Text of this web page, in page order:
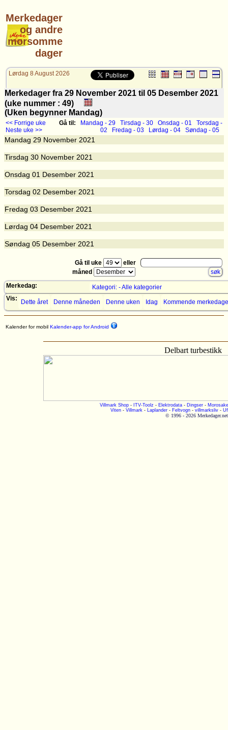
Merkedager
og andre
morsomme
dager
Lørdag 8 August 2026
Merkedager fra 29 November 2021 til 05 Desember 2021
(uke nummer : 49)
(Uken begynner Mandag)
<< Forrige uke
Neste uke >>
Gå til: Mandag - 29 Tirsdag - 30 Onsdag - 01
Torsdag -
02
Fredag - 03 Lørdag - 04 Søndag - 05
Mandag 29 November 2021
Tirsdag 30 November 2021
Onsdag 01 Desember 2021
Torsdag 02 Desember 2021
Fredag 03 Desember 2021
Lørdag 04 Desember 2021
Søndag 05 Desember 2021
Gå til uke
eller
måned
Merkedag:
Kategori: - Alle kategorier
Vis:
Dette året Denne måneden Denne uken Idag Kommende
Kalender for mobil Kalender-app for Android
Delbart turbestikk
Villmark Shop- ITV-Toolz - Elektrodata- Dingser-
Viten - Villmark - Laplander - Feltvogn - villmarksliv -
© 1996 - 2026 Merkedager.net